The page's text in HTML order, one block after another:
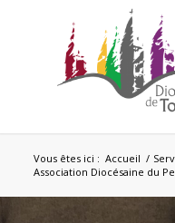
Vous êtes ici : Accueil /
Association Diocésaine du